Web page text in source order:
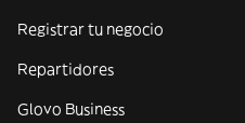
Registrar tu negocio
Repartidores
Glovo Business